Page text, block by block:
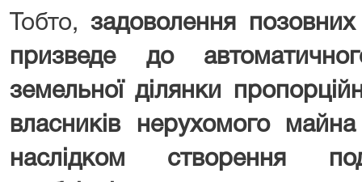
Тобто, задоволення
призведе до
земельної ділянки
власників нерухомого
наслідком створення